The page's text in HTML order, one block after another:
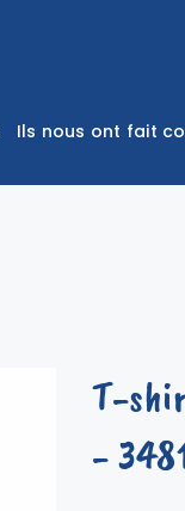
Ils nous ont fait
T-
-